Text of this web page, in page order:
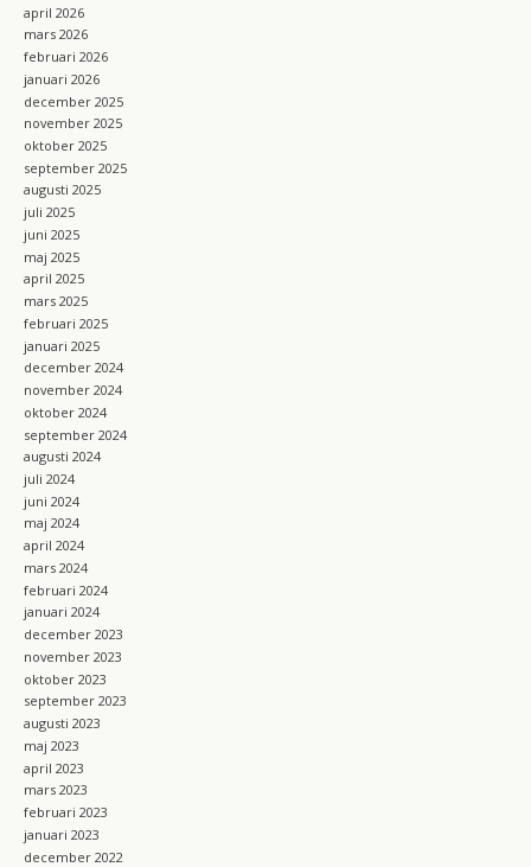
april 2026
mars 2026
februari 2026
januari 2026
december 2025
november 2025
oktober 2025
september 2025
augusti 2025
juli 2025
juni 2025
maj 2025
april 2025
mars 2025
februari 2025
januari 2025
december 2024
november 2024
oktober 2024
september 2024
augusti 2024
juli 2024
juni 2024
maj 2024
april 2024
mars 2024
februari 2024
januari 2024
december 2023
november 2023
oktober 2023
september 2023
augusti 2023
maj 2023
april 2023
mars 2023
februari 2023
januari 2023
december 2022